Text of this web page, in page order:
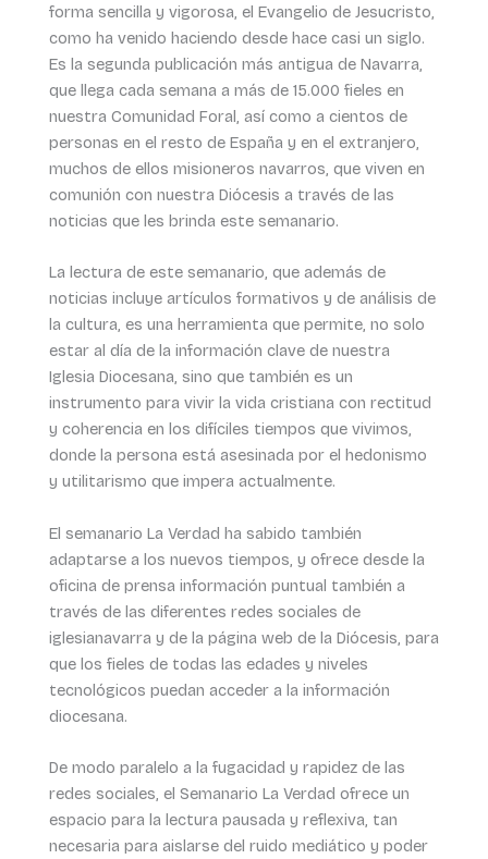
forma sencilla y vigorosa, el Evangelio de Jesucristo,
como ha venido haciendo desde hace casi un siglo.
Es la segunda publicación más antigua de Navarra,
que llega cada semana a más de 15.000 fieles en
nuestra Comunidad Foral, así como a cientos de
personas en el resto de España y en el extranjero,
muchos de ellos misioneros navarros, que viven en
comunión con nuestra Diócesis a través de las
noticias que les brinda este semanario.
La lectura de este semanario, que además de
noticias incluye artículos formativos y de análisis de
la cultura, es una herramienta que permite, no solo
estar al día de la información clave de nuestra
Iglesia Diocesana, sino que también es un
instrumento para vivir la vida cristiana con rectitud
y coherencia en los difíciles tiempos que vivimos,
donde la persona está asesinada por el hedonismo
y utilitarismo que impera actualmente.
El semanario La Verdad ha sabido también
adaptarse a los nuevos tiempos, y ofrece desde la
oficina de prensa información puntual también a
través de las diferentes redes sociales de
iglesianavarra y de la página web de la Diócesis, para
que los fieles de todas las edades y niveles
tecnológicos puedan acceder a la información
diocesana.
De modo paralelo a la fugacidad y rapidez de las
redes sociales, el Semanario La Verdad ofrece un
espacio para la lectura pausada y reflexiva, tan
necesaria para aislarse del ruido mediático y poder